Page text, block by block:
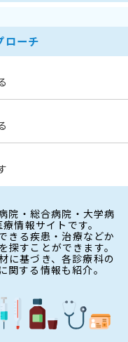
ローチ
院・総合病院・大学病
情報サイトです。
きる疾患・治療などか
すことができます。
に基づき、各診療科の
する情報も紹介。